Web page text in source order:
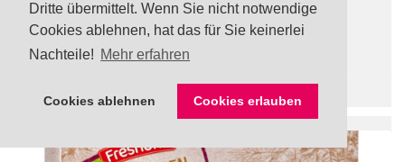
Dritte übermittelt. Wenn Sie nicht notwendige
Cookies ablehnen, hat das für Sie keinerlei
Nachteile! Mehr erfahren
Cookies ablehnen Cookies erlauben
Rückruf: Unzureichende Filterleistung bei FFP2
Atemschutzmasken „NeoMask“ von Lidl
3 AUG., 2023